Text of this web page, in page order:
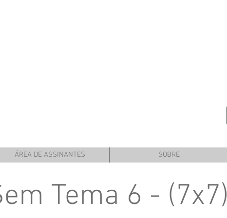
ÁREA DE ASSINANTES SOBRE
Tema 6 - (7x7)